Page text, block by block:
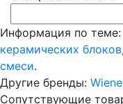
Информация по теме:
керамических блоков,
смеси.
Другие бренды:
Сопутствующие